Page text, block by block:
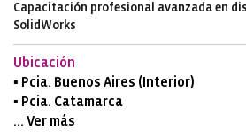
Capacitación profesional avanzada en
SolidWorks
Ubicación
▪ Pcia. Buenos Aires (Interior)
▪ Pcia. Catamarca
... Ver más